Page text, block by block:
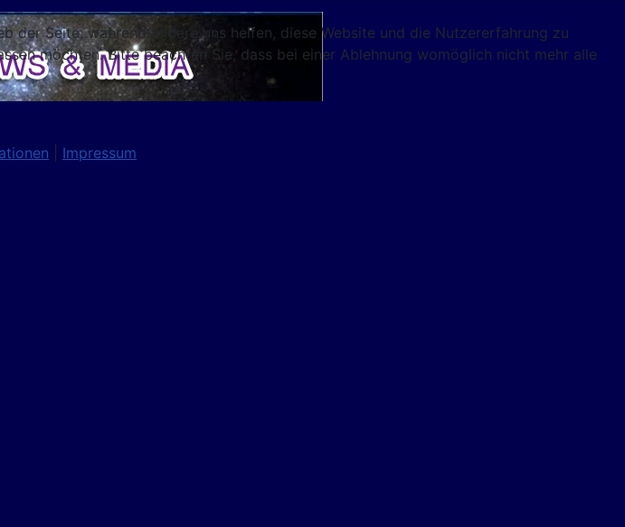
der Seite, während andere uns helfen, diese Website und die Nutzererfahrung zu
möchten. Bitte beachten Sie, dass bei einer Ablehnung womöglich nicht mehr alle
Impressum